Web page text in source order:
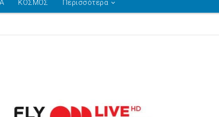
ΚΟΣΜΟΣ Περισσότερα